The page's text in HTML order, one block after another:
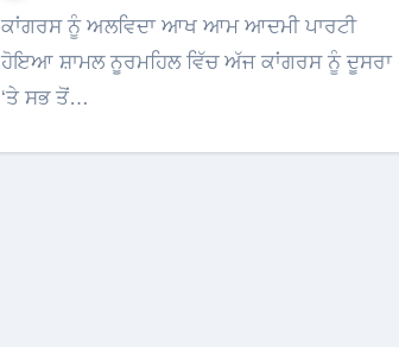
ਕਾਂਗਰਸ ਨੂੰ ਅਲਵਿਦਾ ਆਖ ਆਮ ਆਦਮੀ ਪਾਰਟੀ
ਹੋਇਆ ਸ਼ਾਮਲ ਨੂਰਮਹਿਲ ਵਿੱਚ ਅੱਜ ਕਾਂਗਰਸ ਨੂੰ ਦੂਸਰਾ
‘ਤੇ ਸਭ ਤੋਂ…